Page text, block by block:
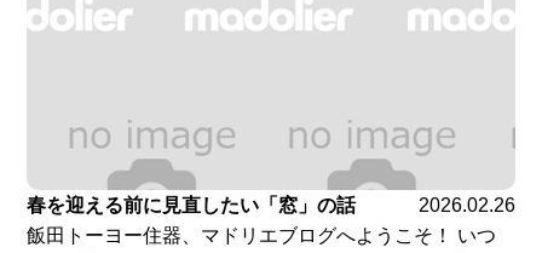
春を迎える前に見直したい「窓」の話
2026.02.26
飯田トーヨー住器、マドリエブログへようこそ！ いつ